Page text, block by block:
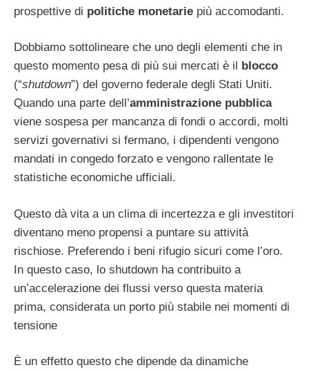
prospettive di politiche monetarie più accomodanti.
Dobbiamo sottolineare che uno degli elementi che in
questo momento pesa di più sui mercati è il
blocco
(“shutdown”) del governo federale degli Stati Uniti.
Quando una parte dell’amministrazione pubblica
viene sospesa per mancanza di fondi o accordi, molti
servizi governativi si fermano, i dipendenti vengono
mandati in congedo forzato e vengono rallentate le
statistiche economiche ufficiali.
Questo dà vita a un clima di incertezza e gli investitori
diventano meno propensi a puntare su attività
rischiose. Preferendo i beni rifugio sicuri come l’oro.
In questo caso, lo shutdown ha contribuito a
un’accelerazione dei flussi verso questa materia
prima, considerata un porto più stabile nei momenti di
tensione
È un effetto questo che dipende da dinamiche